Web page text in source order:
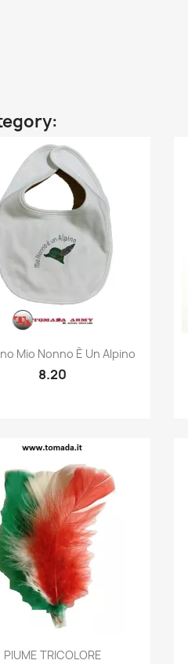
Quick view
Mio Nonno È Un Alpino
8.20
Quick view
PIUME TRICOLORE